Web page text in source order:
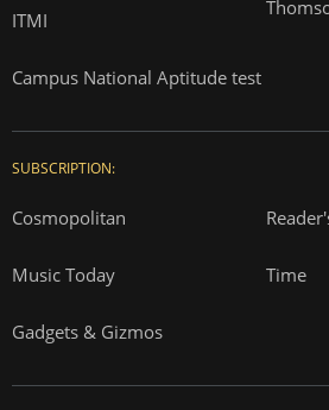
ITMI
Campus National Aptitude test
SUBSCRIPTION:
Cosmopolitan
Music Today Time
Gadgets & Gizmos